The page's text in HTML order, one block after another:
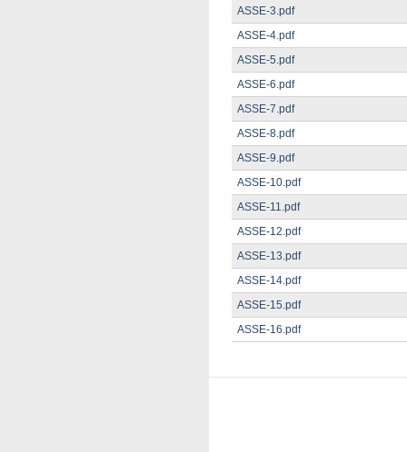
ASSE-3.pdf
ASSE-4.pdf
ASSE-5.pdf
ASSE-6.pdf
ASSE-7.pdf
ASSE-8.pdf
ASSE-9.pdf
ASSE-10.pdf
ASSE-11.pdf
ASSE-12.pdf
ASSE-13.pdf
ASSE-14.pdf
ASSE-15.pdf
ASSE-16.pdf